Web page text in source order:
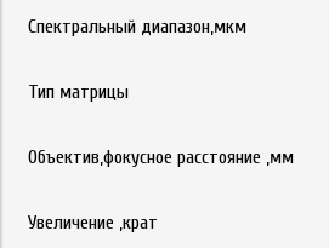
Спектральный диапазон,мкм
Тип матрицы
Объектив,фокусное расстояние ,мм
Увеличение ,крат